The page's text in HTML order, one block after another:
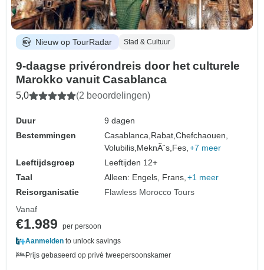
Nieuw op TourRadar Stad & Cultuur
9-daagse privérondreis door het culturele
Marokko vanuit Casablanca
5,0 (2 beoordelingen)
Duur
9 dagen
Bestemmingen
Casablanca, Rabat,Chefchaouen,
Volubilis, MeknÃ¨s, Fes, +7 meer
Leeftijdsgroep
Leeftijden 12+
Taal
Alleen: Engels, Frans, +1 meer
Reisorganisatie
Flawless Morocco Tours
Vanaf
€1.989
per persoon
Aanmelden to unlock savings
Prijs gebaseerd op privé tweepersoonskamer